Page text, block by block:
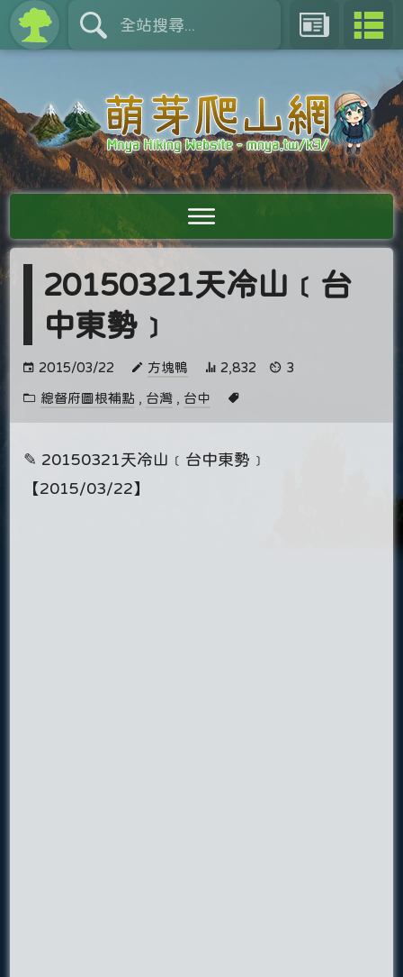
20150321天冷山﹝台
中東勢﹞
2015/03/22 方塊鴨 2,832 3
總督府圖根補點 , 台灣 , 台中
✎ 20150321天冷山﹝台中東勢﹞
【2015/03/22】